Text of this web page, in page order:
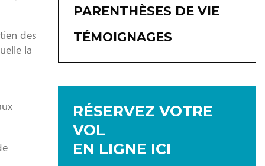
des
la
PARENTHÈSES DE VIE
TÉMOIGNAGES
RÉSERVEZ VOTRE
VOL
EN LIGNE ICI